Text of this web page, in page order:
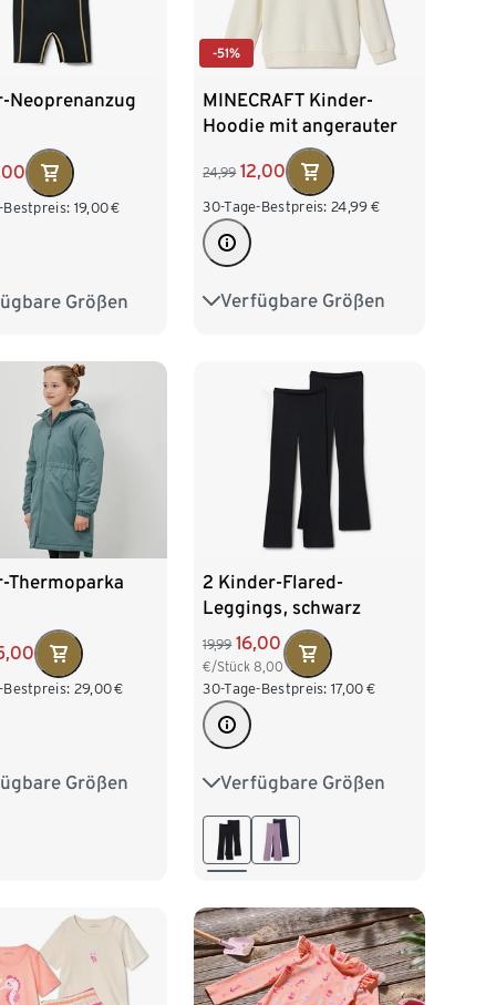
Neoprenanzug
Bestpreis: 19,00€
Größen
110/116
-51%
MINECRAFT Kinder-
Hoodie mit angerauter
Innenseite
24,99 12,00
30-Tage-Bestpreis: 24,99 €
Verfügbare Größen
122/128 134/140
Thermoparka
Bestpreis: 29,00€
Größen
134/140
2 Kinder-Flared-
Leggings, schwarz
19,99 16,00
€/Stück8,00
30-Tage-Bestpreis: 17,00 €
Verfügbare Größen
122/128 134/140
146/152